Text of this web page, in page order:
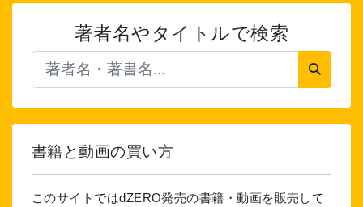
著者名やタイトルで検索
書籍と動画の買い方
このサイトではdZERO発売の書籍・動画を販売して